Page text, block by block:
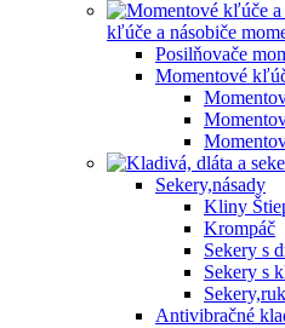
kľúče a násobiče
Posilňovače
Momentové
Sekery,násady
Kliny
Krompáč
Sekery s
Sekery s
Antivibračné